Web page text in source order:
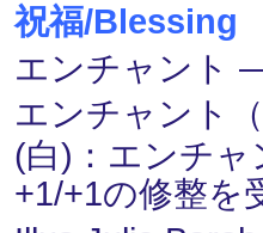
祝福/Blessing
エンチャント
エンチャント
(白)：エンチ
+1/+1の修整を